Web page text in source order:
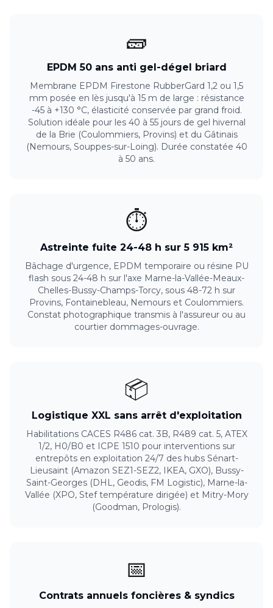
🧱
EPDM 50 ans anti gel-dégel briard
Membrane EPDM Firestone RubberGard 1,2 ou 1,5
mm posée en lès jusqu'à 15 m de large : résistance
-45 à +130 °C, élasticité conservée par grand froid.
Solution idéale pour les 40 à 55 jours de gel hivernal
de la Brie (Coulommiers, Provins) et du Gâtinais
(Nemours, Souppes-sur-Loing). Durée constatée 40
à 50 ans.
⏱️
Astreinte fuite 24-48 h sur 5 915 km²
Bâchage d'urgence, EPDM temporaire ou résine PU
flash sous 24-48 h sur l'axe Marne-la-Vallée-Meaux-
Chelles-Bussy-Champs-Torcy, sous 48-72 h sur
Provins, Fontainebleau, Nemours et Coulommiers.
Constat photographique transmis à l'assureur ou au
courtier dommages-ouvrage.
📦
Logistique XXL sans arrêt d'exploitation
Habilitations CACES R486 cat. 3B, R489 cat. 5, ATEX
1/2, H0/B0 et ICPE 1510 pour interventions sur
entrepôts en exploitation 24/7 des hubs Sénart-
Lieusaint (Amazon SEZ1-SEZ2, IKEA, GXO), Bussy-
Saint-Georges (DHL, Geodis, FM Logistic), Marne-la-
Vallée (XPO, Stef température dirigée) et Mitry-Mory
(Goodman, Prologis).
📅
Contrats annuels foncières & syndics